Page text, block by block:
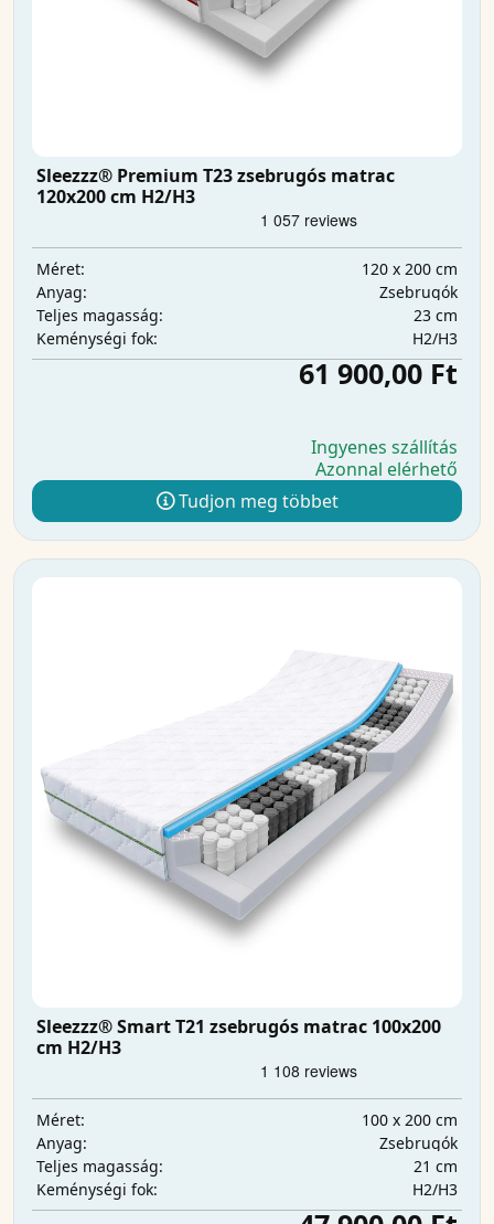
Sleezzz® Premium T23 zsebrugós matrac
120x200 cm H2/H3
Méret:
120 x 200 cm
Anyag:
Zsebrugók
Teljes magasság:
23 cm
Keménységi fok:
H2/H3
61 900,00 Ft
Ingyenes szállítás
Azonnal elérhető
Tudjon meg többet
Sleezzz® Smart T21 zsebrugós matrac 100x200
cm H2/H3
Méret:
100 x 200 cm
Anyag:
Zsebrugók
Teljes magasság:
21 cm
Keménységi fok:
H2/H3